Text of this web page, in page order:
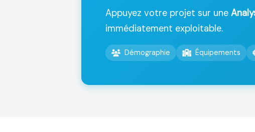
Appuyez votre projet sur une
immédiatement exploitable.
Démographie Équipements